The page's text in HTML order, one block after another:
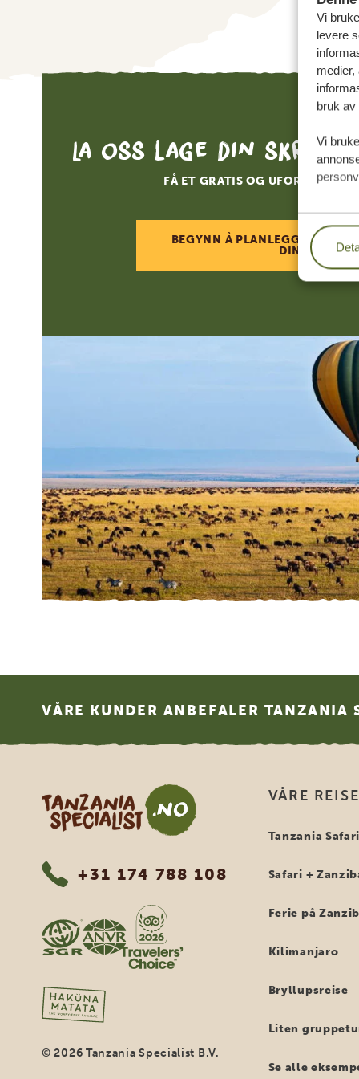
Vi
levere
bruk av
Vi
La oss lage din
FÅ ET GRATIS OG
BEGYNN Å PLANLEGGE
DIN
VÅRE KUNDER ANBEFALER TANZANIA
Tanzania Specialist
+31 174 788 108
© 2026 Tanzania Specialist B.V.
VÅRE
Tanzania Safari
Safari +
Ferie på
Kilimanjaro
Bryllupsreise
Liten
Se alle